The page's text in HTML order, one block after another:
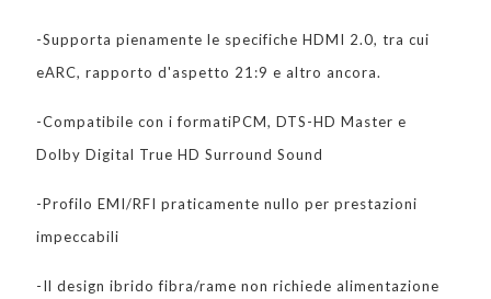
-Supporta pienamente le specifiche HDMI 2.0, tra cui
eARC, rapporto d'aspetto 21:9 e altro ancora.
-Compatibile con i formatiPCM, DTS-HD Master e
Dolby Digital True HD Surround Sound
-Profilo EMI/RFI praticamente nullo per prestazioni
impeccabili
-Il design ibrido fibra/rame non richiede alimentazione